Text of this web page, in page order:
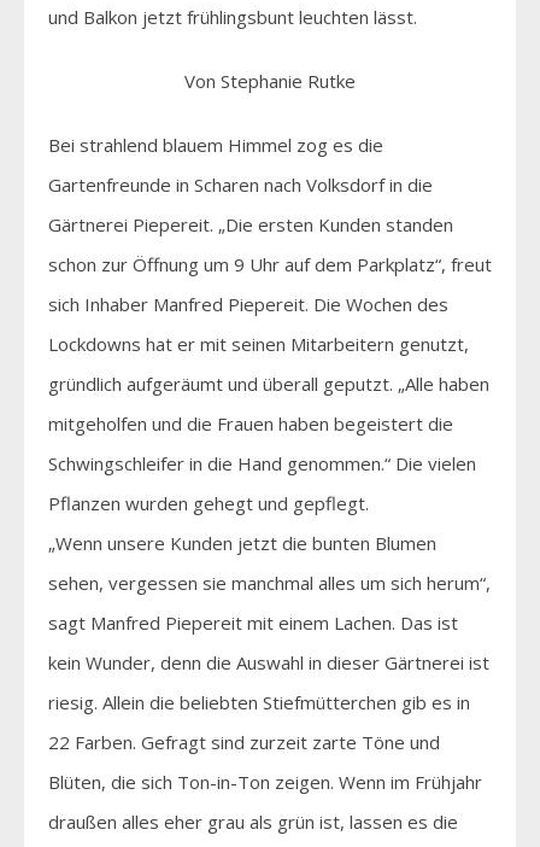
und Balkon jetzt frühlingsbunt leuchten lässt.
Von Stephanie Rutke
Bei strahlend blauem Himmel zog es die
Gartenfreunde in Scharen nach Volksdorf in die
Gärtnerei Piepereit. „Die ersten Kunden standen
schon zur Öffnung um 9 Uhr auf dem Parkplatz“, freut
sich Inhaber Manfred Piepereit. Die Wochen des
Lockdowns hat er mit seinen Mitarbeitern genutzt,
gründlich aufgeräumt und überall geputzt. „Alle haben
mitgeholfen und die Frauen haben begeistert die
Schwingschleifer in die Hand genommen.“ Die vielen
Pflanzen wurden gehegt und gepflegt.
„Wenn unsere Kunden jetzt die bunten Blumen
sehen, vergessen sie manchmal alles um sich herum“,
sagt Manfred Piepereit mit einem Lachen. Das ist
kein Wunder, denn die Auswahl in dieser Gärtnerei ist
riesig. Allein die beliebten Stiefmütterchen gib es in
22 Farben. Gefragt sind zurzeit zarte Töne und
Blüten, die sich Ton-in-Ton zeigen. Wenn im Frühjahr
draußen alles eher grau als grün ist, lassen es die